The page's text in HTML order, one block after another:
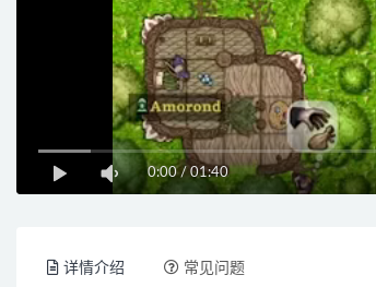
0:00/ 01:40
详情介绍 常见问题